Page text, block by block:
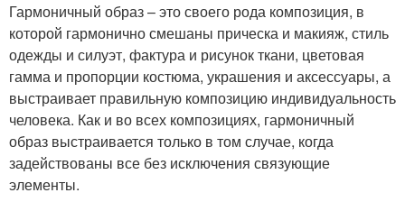
Гармоничный образ – это своего рода композиция, в
которой гармонично смешаны прическа и макияж, стиль
одежды и силуэт, фактура и рисунок ткани, цветовая
гамма и пропорции костюма, украшения и аксессуары, а
выстраивает правильную композицию индивидуальность
человека. Как и во всех композициях, гармоничный
образ выстраивается только в том случае, когда
задействованы все без исключения связующие
элементы.